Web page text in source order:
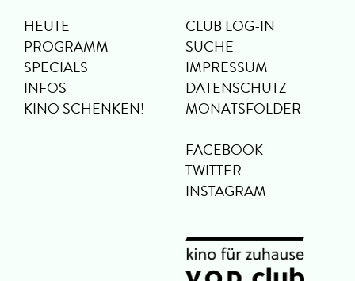
HEUTE
PROGRAMM
SPECIALS
INFOS
KINO SCHENKEN!
CLUB LOG-IN
SUCHE
IMPRESSUM
DATENSCHUTZ
MONATSFOLDER
FACEBOOK
TWITTER
INSTAGRAM